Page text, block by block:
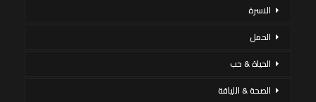
الاسرة
الحمل
الحياة & حب
الصحة & اللياقة